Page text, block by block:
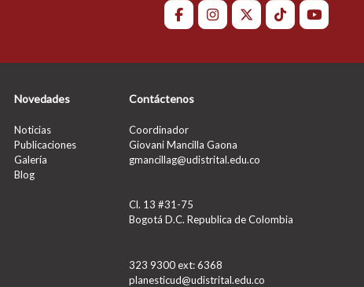
Novedades
Noticias
Publicaciones
Galería
Blog
Contáctenos
Coordinador
Giovani Mancilla Gaona
gmancillag@udistrital.edu.co
Cl. 13 #31-75
Bogotá D.C. Republica de Colombia
323 9300 ext: 6368
planesticud@udistrital.edu.co